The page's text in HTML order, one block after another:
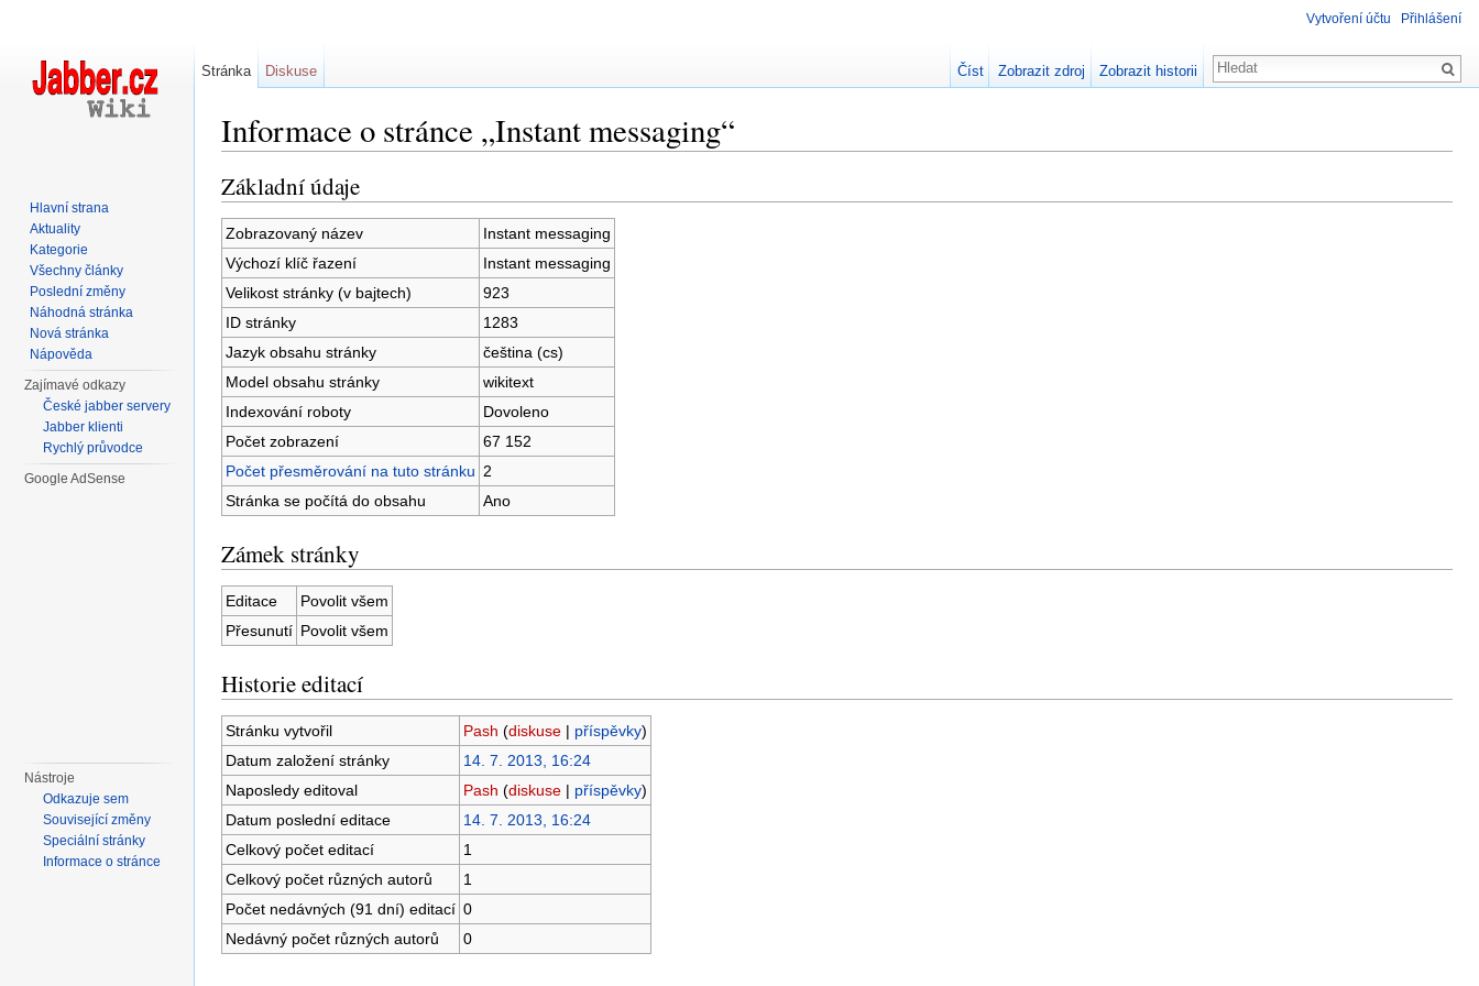
Informace o stránce „Instant messaging“
Základní údaje
Zobrazovaný název
Instant messaging
Výchozí klíč řazení
Instant messaging
Velikost stránky (v bajtech)
923
ID stránky
1283
Jazyk obsahu stránky
čeština (cs)
Model obsahu stránky
wikitext
Indexování roboty
Dovoleno
Počet zobrazení
67 152
Počet přesměrování na tuto stránku 2
Stránka se počítá do obsahu
Ano
Zámek stránky
Editace
Povolit všem
Přesunutí Povolit všem
Historie editací
Stránku vytvořil Pash (diskuse| příspěvky)
Datum založení stránky
14. 7. 2013, 16:24
Naposledy editoval
Pash (diskuse| příspěvky)
Datum poslední editace
14. 7. 2013, 16:24
Celkový počet editací
1
Celkový počet různých autorů
1
Počet nedávných (91 dní) editací 0
Nedávný počet různých autorů
0
Vytvoření účtu Přihlášení
Stránka Diskuse Číst Zobrazit zdroj Zobrazit historii
Hlavní strana
Aktuality
Kategorie
Všechny články
Poslední změny
Náhodná stránka
Nová stránka
Nápověda
Zajímavé odkazy
České jabber servery
Jabber klienti
Rychlý průvodce
Google AdSense
Nástroje
Odkazuje sem
Související změny
Speciální stránky
Informace o stránce